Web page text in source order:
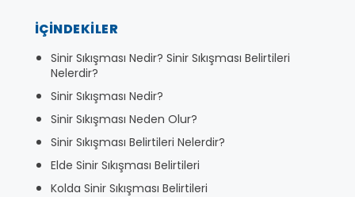
İÇINDEKILER
Sinir Sıkışması Nedir? Sinir Sıkışması Belirtileri
Nelerdir?
Sinir Sıkışması Nedir?
Sinir Sıkışması Neden Olur?
Sinir Sıkışması Belirtileri Nelerdir?
Elde Sinir Sıkışması Belirtileri
Kolda Sinir Sıkışması Belirtileri